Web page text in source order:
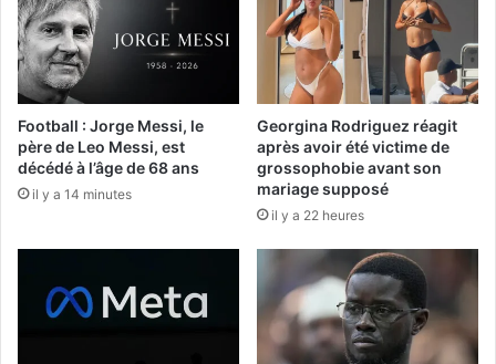
Football : Jorge Messi, le
père de Leo Messi, est
décédé à l’âge de 68 ans
il y a 14 minutes
Georgina Rodriguez réagit
après avoir été victime de
grossophobie avant son
mariage supposé
il y a 22 heures